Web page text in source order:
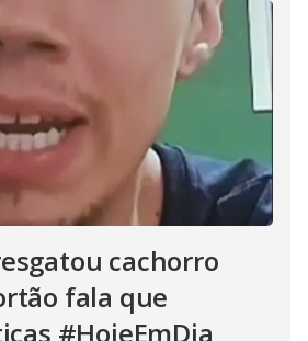
cachorro
fala que
#HojeEmDia